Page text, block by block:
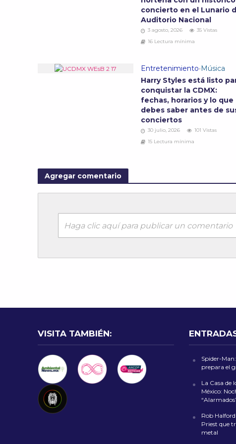
concierto en el Lunario
Auditorio Nacional
3 agosto, 2026
35 Vistas
16 Lectura mínima
Entretenimiento•Música
Harry Styles está listo
conquistar la CDMX:
fechas, horarios y lo que
debes saber antes de
conciertos
30 julio, 2026
101 Vistas
15 Lectura mínima
Agregar comentario
Haga clic aquí para publicar un comentario
VISITA TAMBIÉN:
Spider-
prepara el
La Casa de
México:
Rob
Priest que
metal